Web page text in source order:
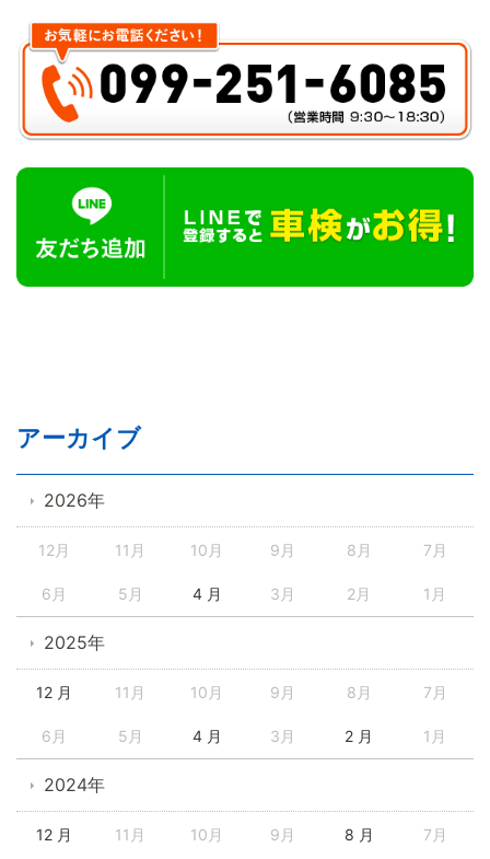
アーカイブ
2026年
12月 11月 10月 9月 8月 7月
6月 5月 4 月 3月 2月 1月
2025年
12 月 11月 10月 9月 8月 7月
6月 5月 4 月 3月 2 月 1月
2024年
12 月 11月 10月 9月 8 月 7月